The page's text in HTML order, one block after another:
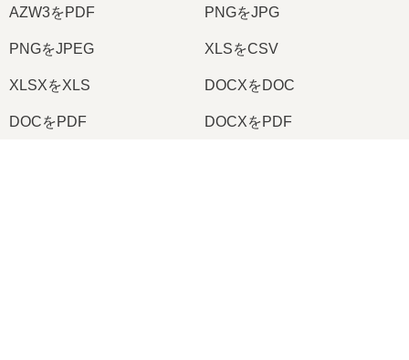
AZW3をPDF PNGをJPG
PNGをJPEG XLSをCSV
XLSXをXLS DOCXをDOC
DOCをPDF DOCXをPDF